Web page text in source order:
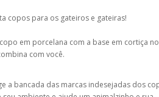
copos para os gateiros e gateiras!
em porcelana com a base em cortiça
com você.
a bancada das marcas indesejadas dos